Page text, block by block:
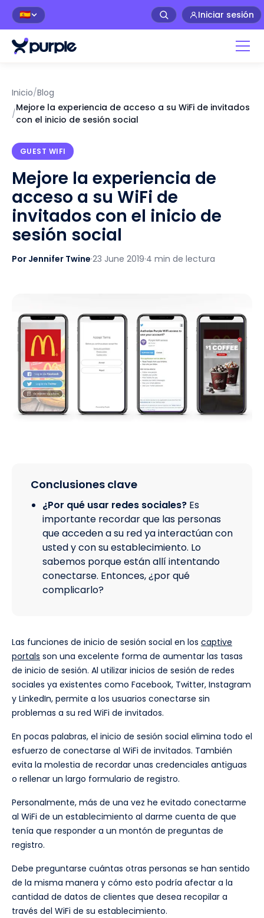
🇪🇸 Iniciar sesión
Inicio/Blog
/
Mejore la experiencia de acceso a su WiFi de invitados
con el inicio de sesión social
GUEST WIFI
Mejore la experiencia de
acceso a su WiFi de
invitados con el inicio de
sesión social
Por Jennifer Twine·23 June 2019·4 min de lectura
Conclusiones clave
¿Por qué usar redes sociales? Es
importante recordar que las personas
que acceden a su red ya interactúan con
usted y con su establecimiento. Lo
sabemos porque están allí intentando
conectarse. Entonces, ¿por qué
complicarlo?
Las funciones de inicio de sesión social en los captive
portals son una excelente forma de aumentar las tasas
de inicio de sesión. Al utilizar inicios de sesión de redes
sociales ya existentes como Facebook, Twitter, Instagram
y LinkedIn, permite a los usuarios conectarse sin
problemas a su red WiFi de invitados.
En pocas palabras, el inicio de sesión social elimina todo el
esfuerzo de conectarse al WiFi de invitados. También
evita la molestia de recordar unas credenciales antiguas
o rellenar un largo formulario de registro.
Personalmente, más de una vez he evitado conectarme
al WiFi de un establecimiento al darme cuenta de que
tenía que responder a un montón de preguntas de
registro.
Debe preguntarse cuántas otras personas se han sentido
de la misma manera y cómo esto podría afectar a la
cantidad de datos de clientes que desea recopilar a
través del WiFi de su establecimiento.